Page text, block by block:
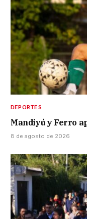
DEPORTES
Mandiyú y Ferro
8 de agosto de 2026